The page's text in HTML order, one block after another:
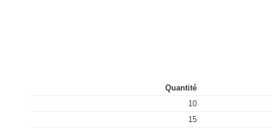
Quantité
10
15